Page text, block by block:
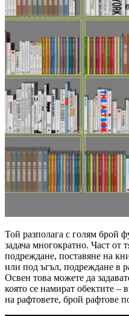
Той разполага с голям брой
задача многократно. Част от
подреждане, поставяне на
или под ъгъл, подреждане в
Освен това можете да
която се намират обектите –
на рафтовете, брой рафтове